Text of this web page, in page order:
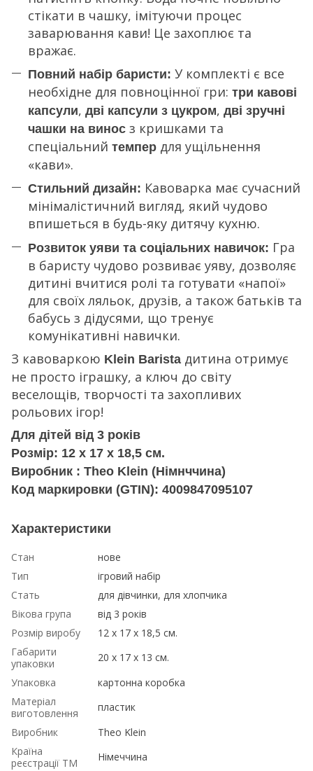
стікати в чашку, імітуючи процес
заварювання кави! Це захоплює та
вражає.
Повний набір баристи: У комплекті є все
необхідне для повноцінної гри: три кавові
капсули, дві капсули з цукром, дві зручні
чашки на винос з кришками та
спеціальний темпер для ущільнення
«кави».
Стильний дизайн: Кавоварка має сучасний
мінімалістичний вигляд, який чудово
впишеться в будь-яку дитячу кухню.
Розвиток уяви та соціальних навичок: Гра
в баристу чудово розвиває уяву, дозволяє
дитині вчитися ролі та готувати «напої»
для своїх ляльок, друзів, а також батьків та
бабусь з дідусями, що тренує
комунікативні навички.
З кавоваркою Klein Barista дитина отримує
не просто іграшку, а ключ до світу
веселощів, творчості та захопливих
рольових ігор!
Для дітей від 3 років
Розмір: 12 х 17 х 18,5 см.
Виробник : Theo Klein (Німнччина)
Код маркировки (GTIN): 4009847095107
Характеристики
Стан
нове
Тип
ігровий набір
Стать
для дівчинки, для хлопчика
Вікова група
від 3 років
Розмір виробу
12 х 17 х 18,5 см.
Габарити
упаковки
20 x 17 x 13 см.
Упаковка
картонна коробка
Матеріал
виготовлення
пластик
Виробник
Theo Klein
Країна
реєстрації ТМ
Німеччина